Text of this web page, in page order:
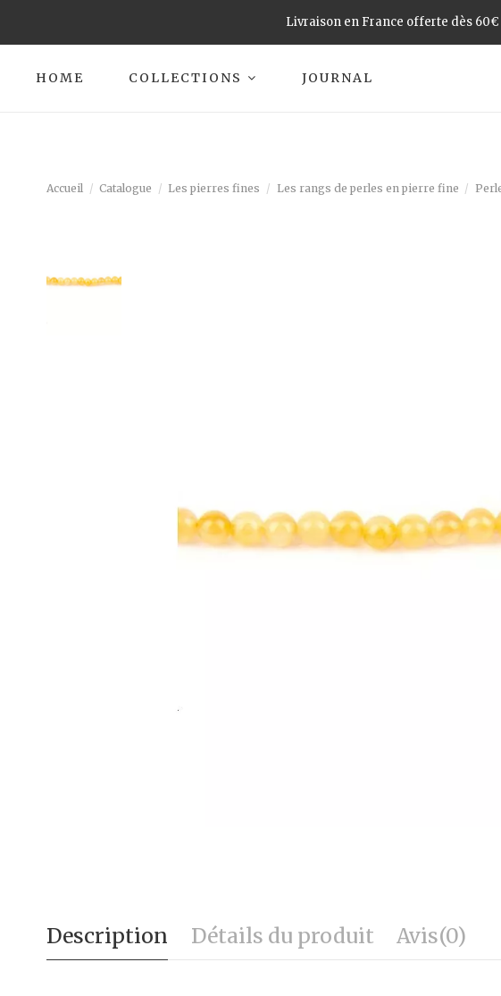
Livraison en France offerte dès
HOME COLLECTIONS JOURNAL
Accueil Catalogue Les pierres fines Les rangs de perles en pierre fine
Description Détails du produit Avis(0)